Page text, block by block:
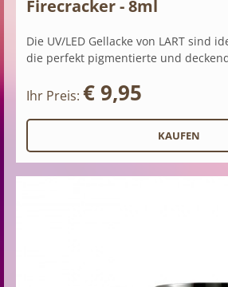
Firecracker - 8ml
Die UV/LED Gellacke von LART sind
die perfekt pigmentierte und
Ihr Preis: € 9,95